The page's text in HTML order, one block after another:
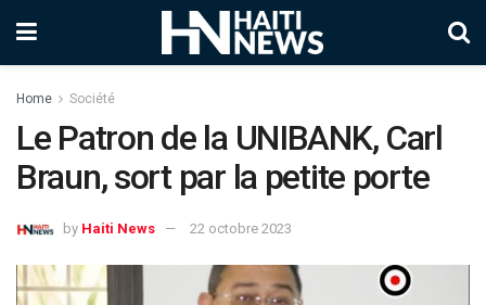
Home Société
Le Patron de la UNIBANK, Carl
Braun, sort par la petite porte
by Haiti News 22 octobre 2023